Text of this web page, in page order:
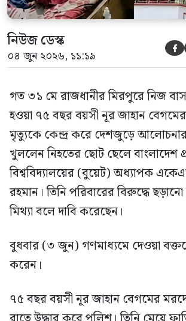
নিউজ ডেস্ক
০৪ জুন ২০২৬, ১১:১৯ 
গত ৩১ মে রাজধানীর মিরপুরে নিজ
হওয়া ৭৫ বছর বয়সী নূর জাহান
মৃত্যুকে কেন্দ্র করে দেশজুড়ে
খুললেন নিহতের ছোট ছেলে বাংলাদেশ
বিশ্ববিদ্যালয়ের (বুয়েট) অধ্যাপক
রহমান। তিনি পরিবারের বিরুদ্ধে
মিথ্যা বলে দাবি করেছেন।
বুধবার (৩ জুন) গণমাধ্যমে দেওয়া
করেন।
৭৫ বছর বয়সী নূর জাহান বেগমের